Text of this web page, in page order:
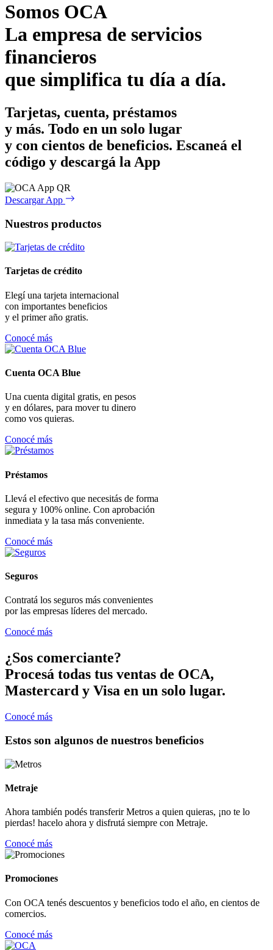
Somos OCA
La empresa de servicios
financieros
que simplifica tu día a día.
Tarjetas, cuenta, préstamos
y más. Todo en un solo lugar
y con cientos de beneficios. Escaneá el
código y descargá la App
Descargar App
Nuestros productos
Tarjetas de crédito
Elegí una tarjeta internacional
con importantes beneficios
y el primer año gratis.
Conocé más
Cuenta OCA Blue
Una cuenta digital gratis, en pesos
y en dólares, para mover tu dinero
como vos quieras.
Conocé más
Préstamos
Llevá el efectivo que necesitás de forma
segura y 100% online. Con aprobación
inmediata y la tasa más conveniente.
Conocé más
Seguros
Contratá los seguros más convenientes
por las empresas líderes del mercado.
Conocé más
¿Sos comerciante?
Procesá todas tus ventas de OCA,
Mastercard y Visa en un solo lugar.
Conocé más
Estos son algunos de nuestros beneficios
Metraje
Ahora también podés transferir Metros a quien quieras, ¡no te lo
pierdas! hacelo ahora y disfrutá siempre con Metraje.
Conocé más
Promociones
Con OCA tenés descuentos y beneficios todo el año, en cientos de
comercios.
Conocé más